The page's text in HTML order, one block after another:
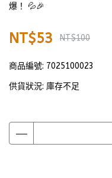
爆！ 💦🎉
NT$53 NT$100
商品編號: 7025100023
供貨狀況: 庫存不足